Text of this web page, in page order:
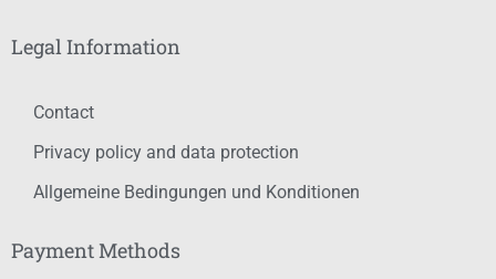
Legal Information
Contact
Privacy policy and data protection
Allgemeine Bedingungen und Konditionen
Payment Methods